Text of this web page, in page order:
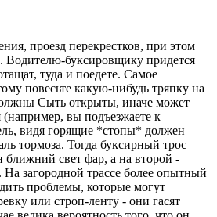
проезд перекрестков, при этом
Водителю-буксировщику придется
туда и поедете. Самое
повесьте какую-нибудь тряпку на
Сыть открыты, иначе может
(например, вы подъезжаете к
видя горящие *стопы* должен
тормоза. Тогда буксирный трос
ближний свет фар, а на второй -
загородной трассе более опытный
проблемы, которые могут
или строп-ленту - они гасят